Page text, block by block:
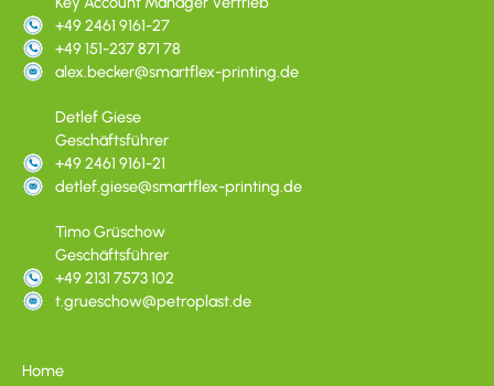
+49 2461 9161-27
+49 151-237 871 78
alex.becker@smartflex-printing.de
Detlef Giese
Geschäftsführer
+49 2461 9161-21
detlef.giese@smartflex-printing.de
Timo Grüschow
Geschäftsführer
+49 2131 7573 102
t.grueschow@petroplast.de
Home